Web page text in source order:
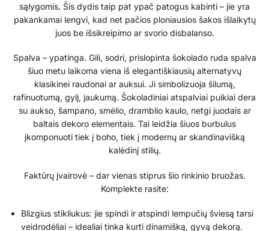
sąlygomis. Šis dydis taip pat ypač patogus kabinti – jie yra
pakankamai lengvi, kad net pačios ploniausios šakos išlaikytų
juos be išsikreipimo ar svorio disbalanso.
Spalva – ypatinga. Gili, sodri, prislopinta šokolado ruda spalva
šiuo metu laikoma viena iš elegantiškiausių alternatyvų
klasikinei raudonai ar auksui. Ji simbolizuoja šilumą,
rafinuotumą, gylį, jaukumą. Šokoladiniai atspalviai puikiai dera
su aukso, šampano, smėlio, dramblio kaulo, netgi juodais ar
baltais dekoro elementais. Tai leidžia šiuos burbulus
įkomponuoti tiek į boho, tiek į modernų ar skandinavišką
kalėdinį stilių.
Faktūrų įvairovė – dar vienas stiprus šio rinkinio bruožas.
Komplekte rasite:
Blizgius stikliukus: jie spindi ir atspindi lempučių šviesą tarsi
veidrodėliai – idealiai tinka kurti dinamišką, gyvą dekorą.